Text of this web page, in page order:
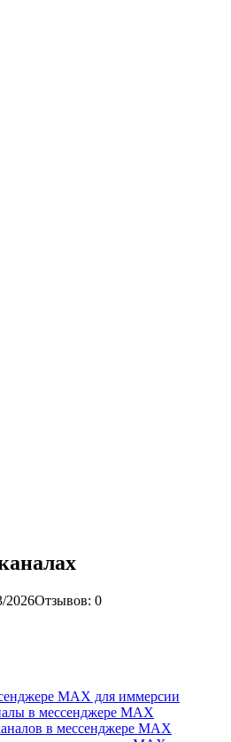
2026Отзывов: 0
MAX для иммерсии
в мессенджере MAX
в мессенджере MAX